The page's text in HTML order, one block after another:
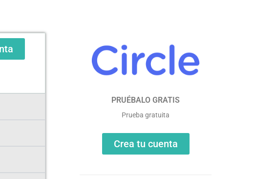
PRUÉBALO GRATIS
Prueba gratuita
Crea tu cuenta